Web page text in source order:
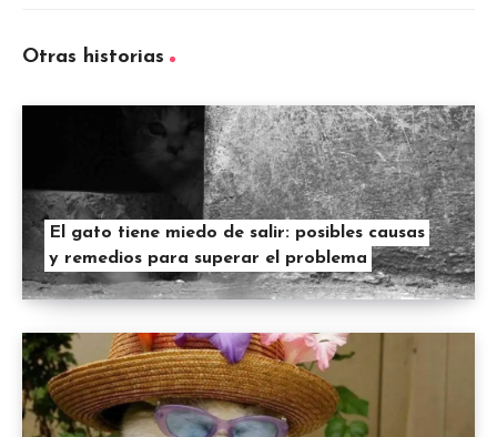
Otras historias
El gato tiene miedo de salir: posibles causas
y remedios para superar el problema